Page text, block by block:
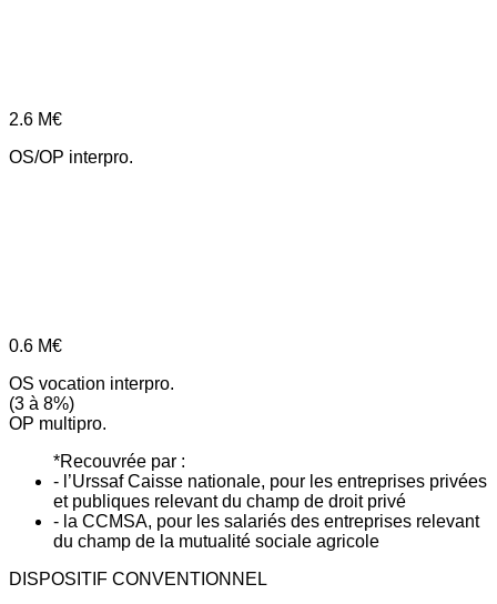
2.6 M€
OS/OP interpro.
0.6 M€
OS vocation interpro.
(3 à 8%)
OP multipro.
*Recouvrée par :
- l’Urssaf Caisse nationale, pour les entreprises privées
et publiques relevant du champ de droit privé
- la CCMSA, pour les salariés des entreprises relevant
du champ de la mutualité sociale agricole
DISPOSITIF CONVENTIONNEL